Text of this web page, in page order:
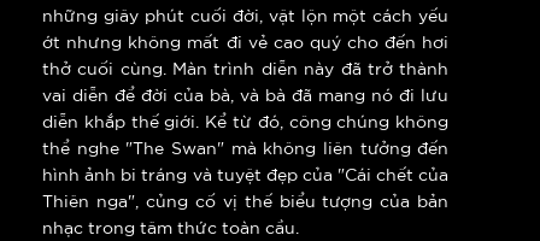
những giây phút cuối đời, vật lộn một cách yếu
ớt nhưng không mất đi vẻ cao quý cho đến hơi
thở cuối cùng. Màn trình diễn này đã trở thành
vai diễn để đời của bà, và bà đã mang nó đi lưu
diễn khắp thế giới. Kể từ đó, công chúng không
thể nghe "The Swan" mà không liên tưởng đến
hình ảnh bi tráng và tuyệt đẹp của "Cái chết của
Thiên nga", củng cố vị thế biểu tượng của bản
nhạc trong tâm thức toàn cầu.